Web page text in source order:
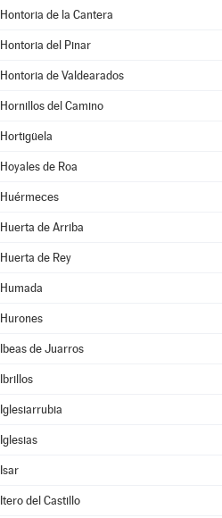
Hontoria de la Cantera
Hontoria del Pinar
Hontoria de Valdearados
Hornillos del Camino
Hortigüela
Hoyales de Roa
Huérmeces
Huerta de Arriba
Huerta de Rey
Humada
Hurones
Ibeas de Juarros
Ibrillos
Iglesiarrubia
Iglesias
Isar
Itero del Castillo